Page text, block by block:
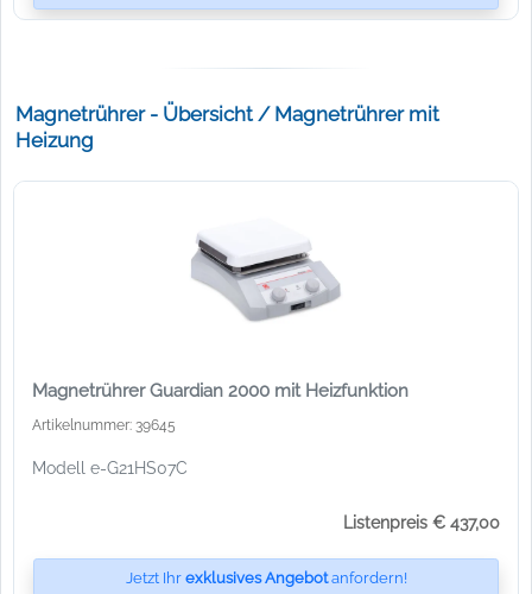
Magnetrührer - Übersicht / Magnetrührer mit
Heizung
Magnetrührer Guardian 2000 mit Heizfunktion
Artikelnummer: 39645
Modell e-G21HS07C
Listenpreis € 437,00
Jetzt Ihr exklusives Angebotanfordern!